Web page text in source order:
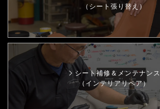
（シート張り替え）
シート補修＆メンテナンス
（インテリアリペア）